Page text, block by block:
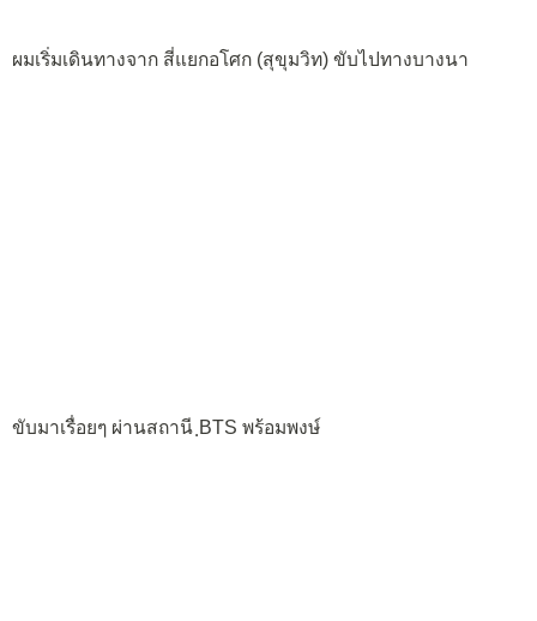
ผมเริ่มเดินทางจาก สี่แยกอโศก (สุขุมวิท) ขับไปทางบางนา
ขับมาเรื่อยๆ ผ่านสถานี ฺBTS พร้อมพงษ์